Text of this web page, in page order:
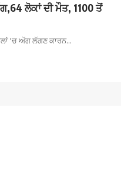
ਲੋਕਾਂ ਦੀ ਮੌਤ, 1100 ਤੋਂ
'ਚ ਅੱਗ ਲੱਗਣ ਕਾਰਨ…